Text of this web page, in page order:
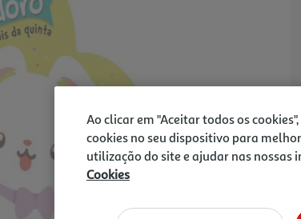
Ao clicar em "Aceitar todos os
cookies no seu dispositivo para
utilização do site e ajudar nas nossas
Cookies